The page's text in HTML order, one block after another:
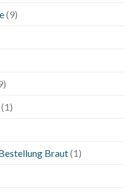
(9)
(1)
Braut(1)